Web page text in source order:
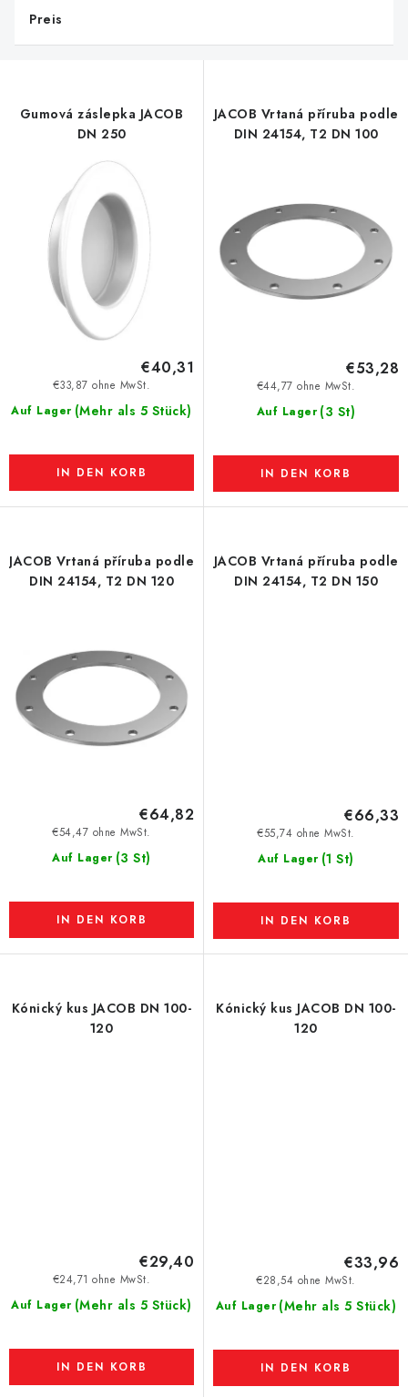
rs
Preis
Gumová záslepka JACOB
DN 250
Auf Lager (Mehr als 5 Stück)
€33,87 ohne MwSt.
€40,31
IN DEN KORB
JACOB Vrtaná příruba podle
DIN 24154, T2 DN 100
Auf Lager (3 St)
€44,77 ohne MwSt.
€53,28
IN DEN KORB
JACOB Vrtaná příruba podle
DIN 24154, T2 DN 120
Auf Lager (3 St)
€54,47 ohne MwSt.
€64,82
IN DEN KORB
JACOB Vrtaná příruba podle
DIN 24154, T2 DN 150
Auf Lager (1 St)
€55,74 ohne MwSt.
€66,33
IN DEN KORB
Kónický kus JACOB DN 100-
120
Auf Lager (Mehr als 5 Stück)
€24,71 ohne MwSt.
€29,40
IN DEN KORB
Kónický kus JACOB DN 100-
120
Auf Lager (Mehr als 5 Stück)
€28,54 ohne MwSt.
€33,96
IN DEN KORB